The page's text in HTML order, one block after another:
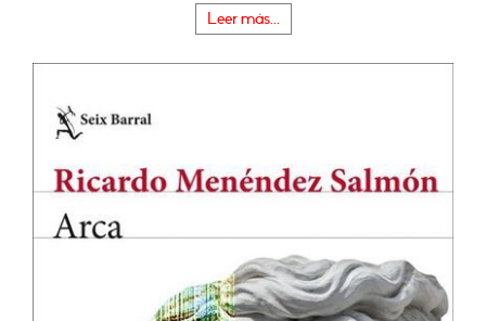
Leer más...